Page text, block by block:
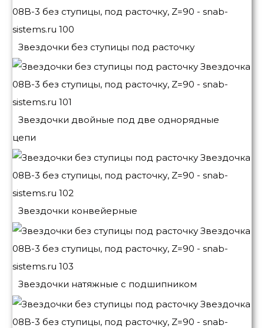
Звездочки без ступицы под расточку
Звездочки двойные под две однорядные
цепи
Звездочки конвейерные
Звездочки натяжные с подшипником